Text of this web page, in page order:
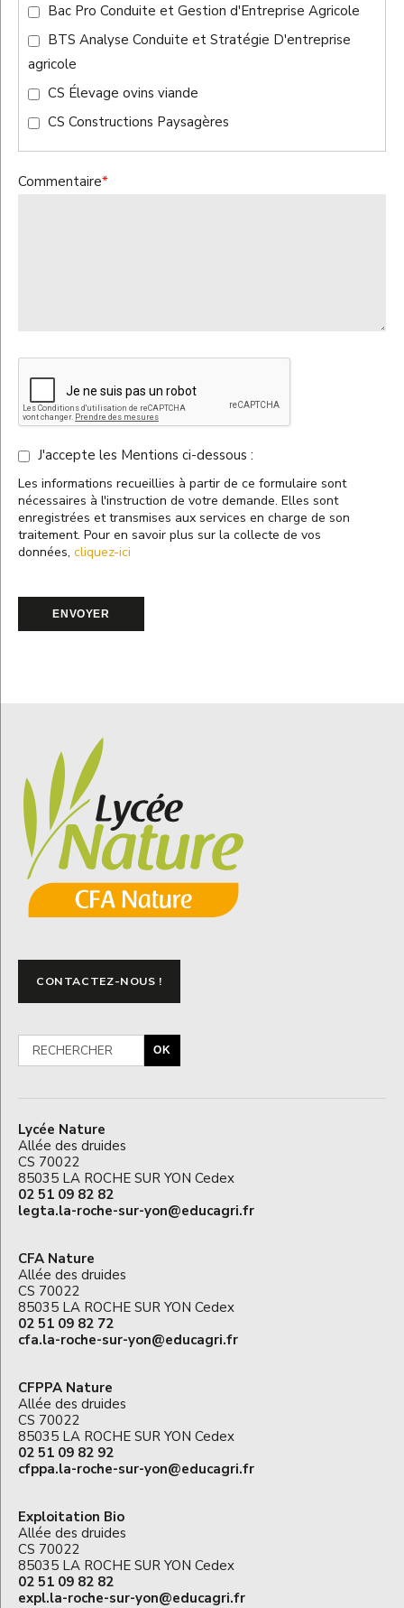
Bac Pro Conduite et Gestion d'Entreprise Agricole
BTS Analyse Conduite et Stratégie D'entreprise
agricole
CS Élevage ovins viande
CS Constructions Paysagères
Commentaire*
J'accepte les Mentions ci-dessous :
Les informations recueillies à partir de ce formulaire sont
nécessaires à l'instruction de votre demande. Elles sont
enregistrées et transmises aux services en charge de son
traitement. Pour en savoir plus sur la collecte de vos
données, cliquez-ici
ENVOYER
CONTACTEZ-NOUS !
OK
Lycée Nature
Allée des druides
CS 70022
85035 LA ROCHE SUR YON Cedex
02 51 09 82 82
legta.la-roche-sur-yon@educagri.fr
CFA Nature
Allée des druides
CS 70022
85035 LA ROCHE SUR YON Cedex
02 51 09 82 72
cfa.la-roche-sur-yon@educagri.fr
CFPPA Nature
Allée des druides
CS 70022
85035 LA ROCHE SUR YON Cedex
02 51 09 82 92
cfppa.la-roche-sur-yon@educagri.fr
Exploitation Bio
Allée des druides
CS 70022
85035 LA ROCHE SUR YON Cedex
02 51 09 82 82
expl.la-roche-sur-yon@educagri.fr